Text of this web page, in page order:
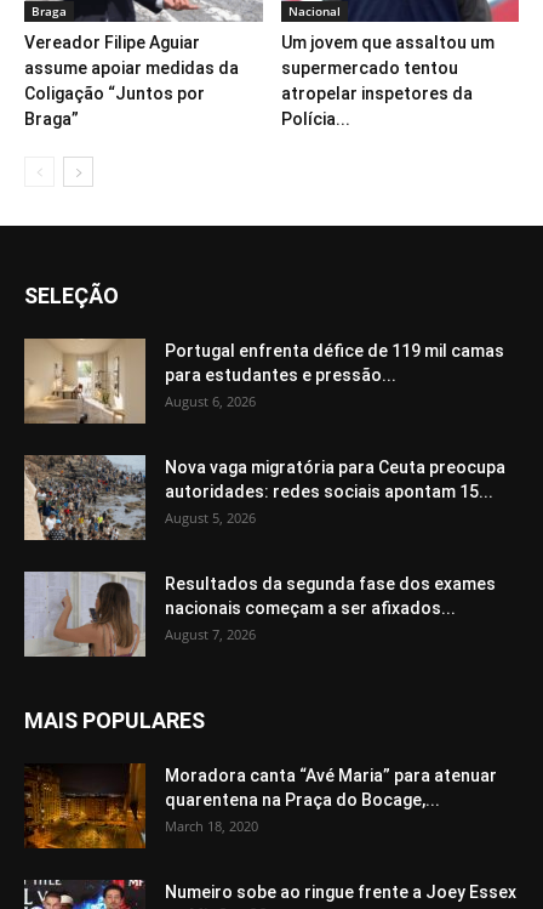
Braga
Vereador Filipe Aguiar
assume apoiar medidas da
Coligação “Juntos por
Braga”
Nacional
Um jovem que assaltou um
supermercado tentou
atropelar inspetores da
Polícia...
SELEÇÃO
Portugal enfrenta défice de 119 mil camas
para estudantes e pressão...
August 6, 2026
Nova vaga migratória para Ceuta preocupa
autoridades: redes sociais apontam 15...
August 5, 2026
Resultados da segunda fase dos exames
nacionais começam a ser afixados...
August 7, 2026
MAIS POPULARES
Moradora canta “Avé Maria” para atenuar
quarentena na Praça do Bocage,...
March 18, 2020
Numeiro sobe ao ringue frente a Joey Essex